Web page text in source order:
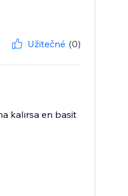
Užitečné (0)
kalırsa en basit